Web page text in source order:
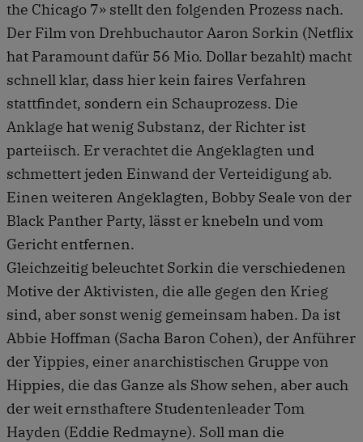
the Chicago 7» stellt den folgenden Prozess nach.
Der Film von Drehbuchautor Aaron Sorkin (Netflix
hat Paramount dafür 56 Mio. Dollar bezahlt) macht
schnell klar, dass hier kein faires Verfahren
stattfindet, sondern ein Schauprozess. Die
Anklage hat wenig Substanz, der Richter ist
parteiisch. Er verachtet die Angeklagten und
schmettert jeden Einwand der Verteidigung ab.
Einen weiteren Angeklagten, Bobby Seale von der
Black Panther Party, lässt er knebeln und vom
Gericht entfernen.
Gleichzeitig beleuchtet Sorkin die verschiedenen
Motive der Aktivisten, die alle gegen den Krieg
sind, aber sonst wenig gemeinsam haben. Da ist
Abbie Hoffman (Sacha Baron Cohen), der Anführer
der Yippies, einer anarchistischen Gruppe von
Hippies, die das Ganze als Show sehen, aber auch
der weit ernsthaftere Studentenleader Tom
Hayden (Eddie Redmayne). Soll man die